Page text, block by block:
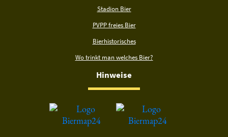
Stadion Bier
PVPP freies Bier
Bierhistorisches
Wo trinkt man welches Bier?
Hinweise